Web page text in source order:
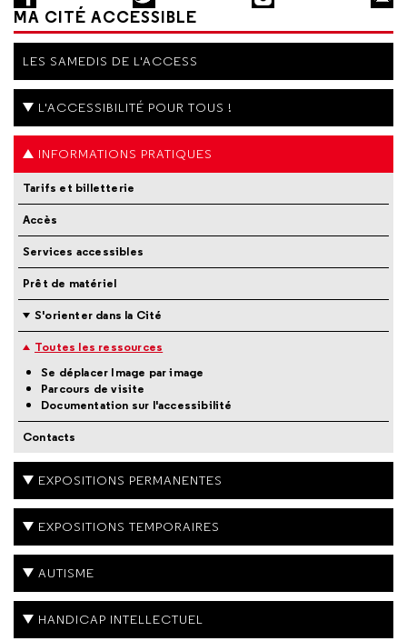
MA CITÉ ACCESSIBLE
LES SAMEDIS DE L'ACCESS
L'ACCESSIBILITÉ POUR TOUS !
INFORMATIONS PRATIQUES
Tarifs et billetterie
Accès
Services accessibles
Prêt de matériel
S'orienter dans la Cité
Toutes les ressources
Se déplacer Image par image
Parcours de visite
Documentation sur l'accessibilité
Contacts
EXPOSITIONS PERMANENTES
EXPOSITIONS TEMPORAIRES
AUTISME
HANDICAP INTELLECTUEL